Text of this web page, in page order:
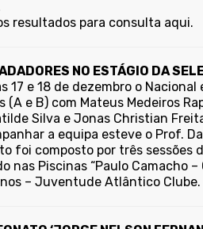
resultados para consulta aqui.
NO ESTÁGIO DA
17 e 18 de dezembro o
(A e B) com Mateus Medeiros
Silva e Jonas Christian
a equipa esteve o Prof.
foi composto por três sessões
nas Piscinas “Paulo Camacho
– Juventude Atlântico Clube.